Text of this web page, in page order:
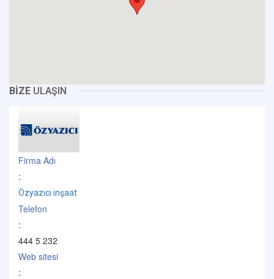
BİZE ULAŞIN
Firma Adı
:
Özyazıcı inşaat
Telefon
:
444 5 232
Web sitesi
: